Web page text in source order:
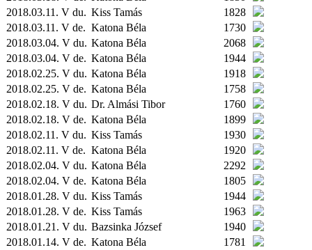
2018.03.11. V du. Kiss Tamás
1828
2018.03.11. V de. Katona Béla
1730
2018.03.04. V du. Katona Béla
2068
2018.03.04. V de. Katona Béla
1944
2018.02.25. V du. Katona Béla
1918
2018.02.25. V de. Katona Béla
1758
2018.02.18. V du. Dr. Almási Tibor
1760
2018.02.18. V de. Katona Béla
1899
2018.02.11. V du. Kiss Tamás
1930
2018.02.11. V de. Katona Béla
1920
2018.02.04. V du. Katona Béla
2292
2018.02.04. V de. Katona Béla
1805
2018.01.28. V du. Kiss Tamás
1944
2018.01.28. V de. Kiss Tamás
1963
2018.01.21. V du. Bazsinka József
1940
2018.01.14. V de. Katona Béla
1781